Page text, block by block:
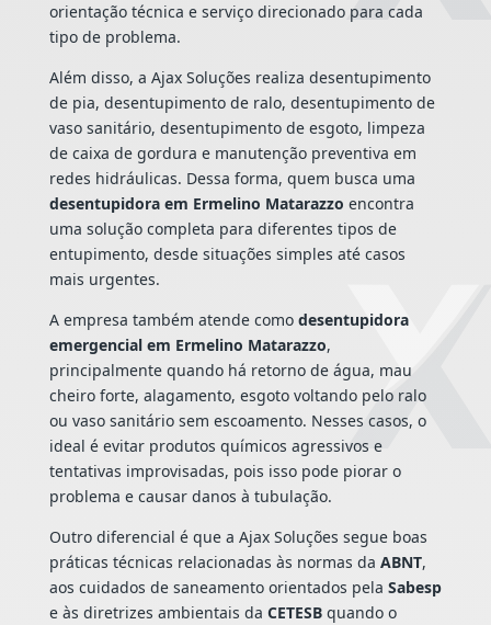
orientação técnica e serviço direcionado para cada
tipo de problema.
Além disso, a Ajax Soluções realiza desentupimento
de pia, desentupimento de ralo, desentupimento de
vaso sanitário, desentupimento de esgoto, limpeza
de caixa de gordura e manutenção preventiva em
redes hidráulicas. Dessa forma, quem busca uma
desentupidora em Ermelino Matarazzo encontra
uma solução completa para diferentes tipos de
entupimento, desde situações simples até casos
mais urgentes.
A empresa também atende como desentupidora
emergencial em Ermelino Matarazzo,
principalmente quando há retorno de água, mau
cheiro forte, alagamento, esgoto voltando pelo ralo
ou vaso sanitário sem escoamento. Nesses casos, o
ideal é evitar produtos químicos agressivos e
tentativas improvisadas, pois isso pode piorar o
problema e causar danos à tubulação.
Outro diferencial é que a Ajax Soluções segue boas
práticas técnicas relacionadas às normas da ABNT,
aos cuidados de saneamento orientados pela Sabesp
e às diretrizes ambientais da CETESBquando o